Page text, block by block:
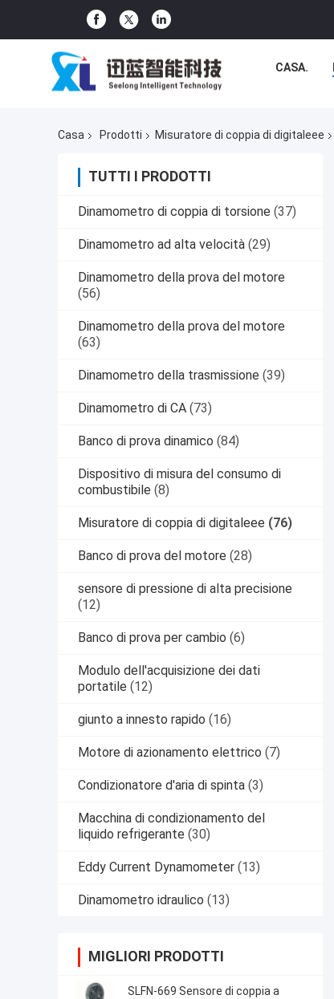
CASA.
Casa Prodotti Misuratore di coppia di digitaleee
TUTTI I PRODOTTI
Dinamometro di coppia di torsione (37)
Dinamometro ad alta velocità (29)
Dinamometro della prova del motore
(56)
Dinamometro della prova del motore
(63)
Dinamometro della trasmissione (39)
Dinamometro di CA (73)
Banco di prova dinamico (84)
Dispositivo di misura del consumo di
combustibile (8)
Misuratore di coppia di digitaleee (76)
Banco di prova del motore (28)
sensore di pressione di alta precisione
(12)
Banco di prova per cambio (6)
Modulo dell'acquisizione dei dati
portatile (12)
giunto a innesto rapido (16)
Motore di azionamento elettrico (7)
Condizionatore d'aria di spinta (3)
Macchina di condizionamento del
liquido refrigerante (30)
Eddy Current Dynamometer (13)
Dinamometro idraulico (13)
MIGLIORI PRODOTTI
SLFN-669 Sensore di coppia a